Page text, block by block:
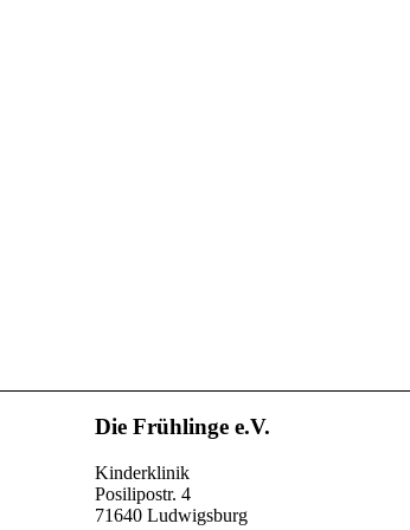
Die Frühlinge e.V.
Kinderklinik
Posilipostr. 4
71640 Ludwigsburg